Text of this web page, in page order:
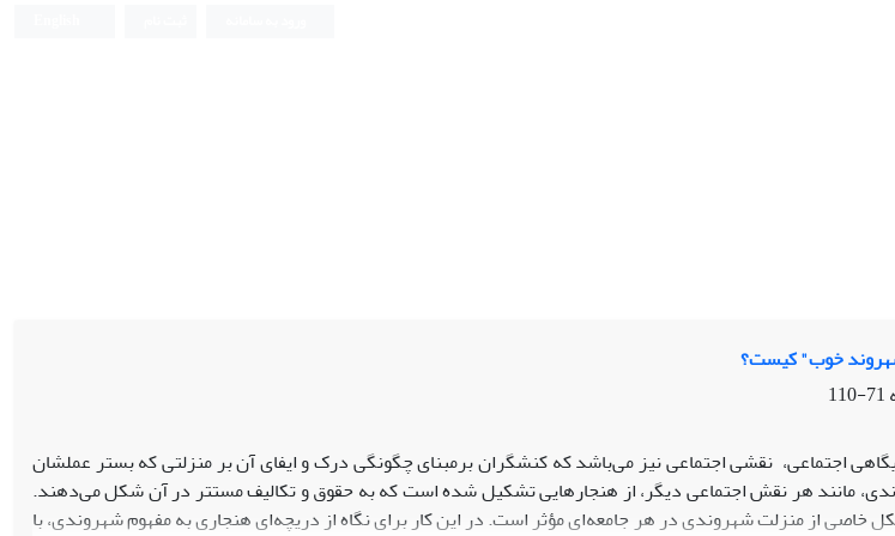
خوب" کیست؟
71-110
اجتماعی، نقشی اجتماعی نیز می‌باشد که کنشگران برمبنای چگونگی درک و ایفای آن بر منزلتی که بستر عملشان
مانند هر نقش اجتماعی دیگر، از هنجارهایی تشکیل شده است که به حقوق و تکالیف مستتر در آن شکل می‌دهند.
خاصی از منزلت شهروندی در هر جامعه‌ای مؤثر است. در این کار برای نگاه از دریچه‌ای هنجاری به مفهوم شهروندی، با